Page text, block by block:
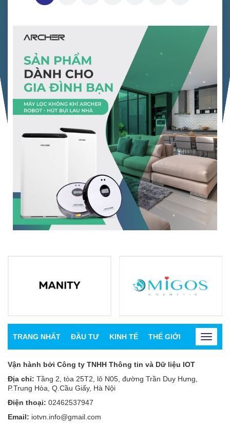
TRANG NHẤT ĐẦU TƯ KINH TẾ THẾ GIỚI CHỨNG
Toggle
Vận hành bởi Công ty TNHH Thông tin và Dữ liệu IOT
Địa chỉ: Tầng 2, tòa 25T2, lô N05, đường Trần Duy Hưng,
P.Trung Hòa, Q.Cầu Giấy, Hà Nội
Điện thoại: 02462537947
Email: iotvn.info@gmail.com